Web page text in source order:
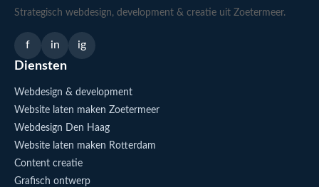
Strategisch webdesign, development & creatie uit Zoetermeer.
f in ig
Diensten
Webdesign & development
Website laten maken Zoetermeer
Webdesign Den Haag
Website laten maken Rotterdam
Content creatie
Grafisch ontwerp